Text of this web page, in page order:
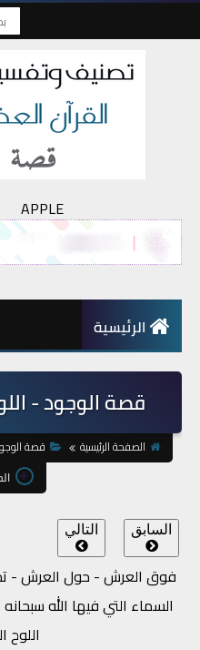
APPLE
الرئيسية
قصة الوجود -
الصفحة الرئيسية
قصة
السابق التالي
فوق العرش - حول العرش -
السماء التي فيها الله